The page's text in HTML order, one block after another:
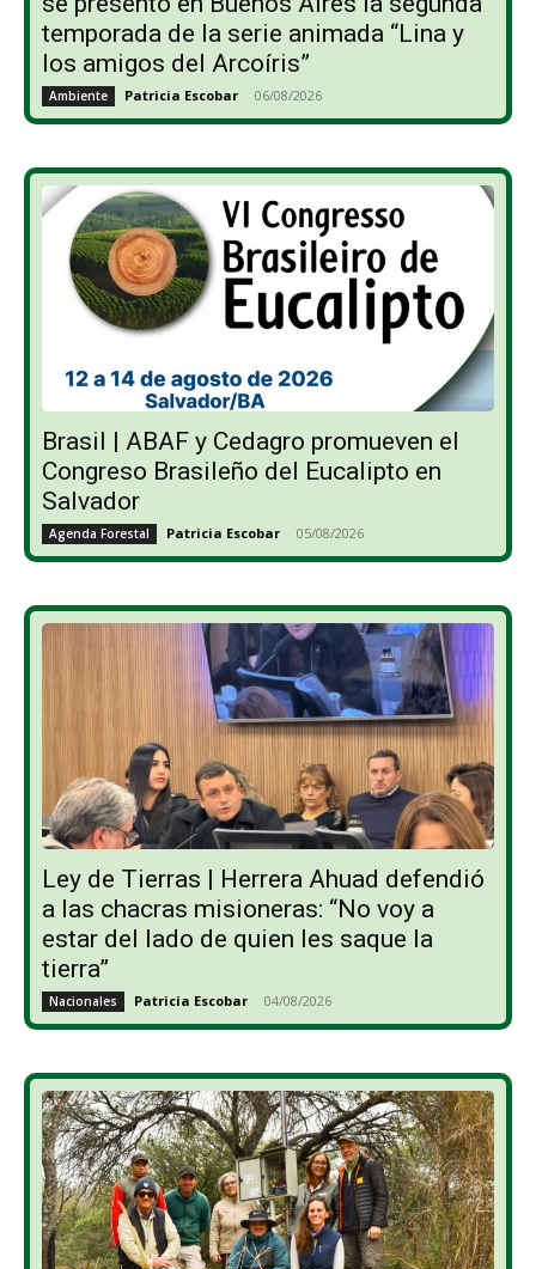
temporada de la serie animada “Lina y
los amigos del Arcoíris”
Ambiente Patricia Escobar - 06/08/2026
Brasil | ABAF y Cedagro promueven el
Congreso Brasileño del Eucalipto en
Salvador
Agenda Forestal Patricia Escobar - 05/08/2026
Ley de Tierras | Herrera Ahuad defendió
a las chacras misioneras: “No voy a
estar del lado de quien les saque la
tierra”
Nacionales Patricia Escobar - 04/08/2026